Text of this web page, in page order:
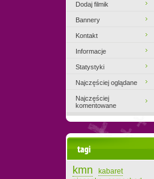
Dodaj filmik
Bannery
Kontakt
Informacje
Statystyki
Najczęściej oglądane
Najczęściej
komentowane
kmn
kabaret